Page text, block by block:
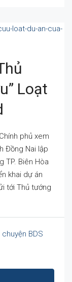
Loạt
phủ xem
Đồng Nai lập
TP. Biên Hòa
khai dự án
tới Thủ tướng
chuyện BDS